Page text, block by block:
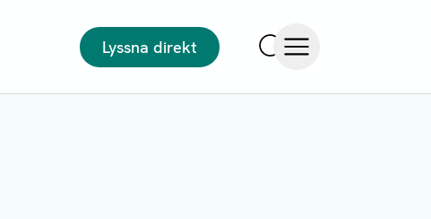
Lyssna direkt